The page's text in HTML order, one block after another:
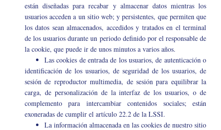
están diseñadas para recabar y almacenar datos mientras los
usuarios acceden a un sitio web; y persistentes, que permiten que
los datos sean almacenados, accedidos y tratados en el terminal
de los usuarios durante un periodo definido por el responsable de
la cookie, que puede ir de unos minutos a varios años.
Las cookies de entrada de los usuarios, de autenticación o
identificación de los usuarios, de seguridad de los usuarios, de
sesión de reproductor multimedia, de sesión para equilibrar la
carga, de personalización de la interfaz de los usuarios, o de
complemento para intercambiar contenidos sociales; están
exoneradas de cumplir el artículo 22.2 de la LSSI.
La información almacenada en las cookies de nuestro sitio